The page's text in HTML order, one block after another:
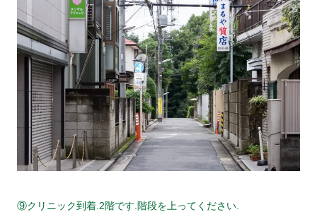
⑨クリニック到着.2階です.階段を上ってください.